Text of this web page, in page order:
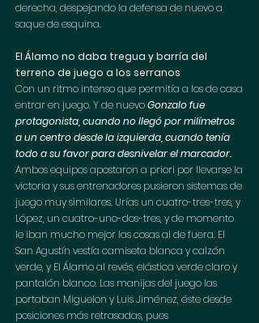
derecha, despejando la defensa de nuevo a
saque de esquina.
El Álamo no daba tregua y barría del
terreno de juego a los serranos
Con un ritmo intenso que permitía a los de casa
entrar en juego. Y de nuevo Gonzalo fue
protagonista, cuando no llegó por milímetros
a un centro desde la izquierda, cuando tenía
todo a su favor para desnivelar el marcador.
Ambos equipos apostaron a priori por llevarse la
victoria y sus entrenadores pusieron sistemas de
juego muy similares. Urías un cuatro-tres-tres, y
López, un cuatro-uno-dos-tres, y de momento
le iban mucho mejor las cosas al de fuera. El
San Agustín vestía camiseta blanca y calzón
verde, y El Álamo al revés, elástica verde claro y
pantalón blanco. Las manijas del juego las
portaban Miguelon y Luis Jiménez, éste desde
posiciones más retrasadas, pues